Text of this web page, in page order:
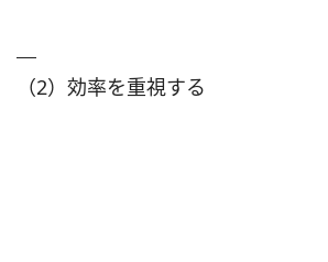
（2）効率を重視する